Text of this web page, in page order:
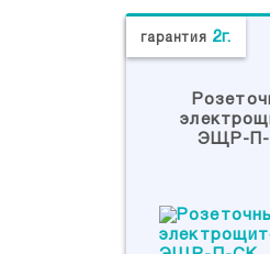
гарантия 2г.
ЭЩР-П-